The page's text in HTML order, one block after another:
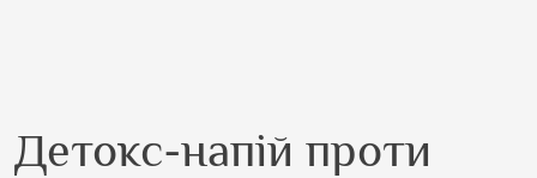
Детокс-напій проти